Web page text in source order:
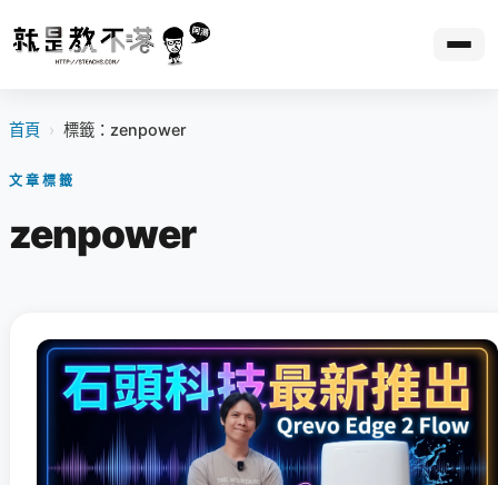
首頁 › 標籤：zenpower
文章標籤
zenpower